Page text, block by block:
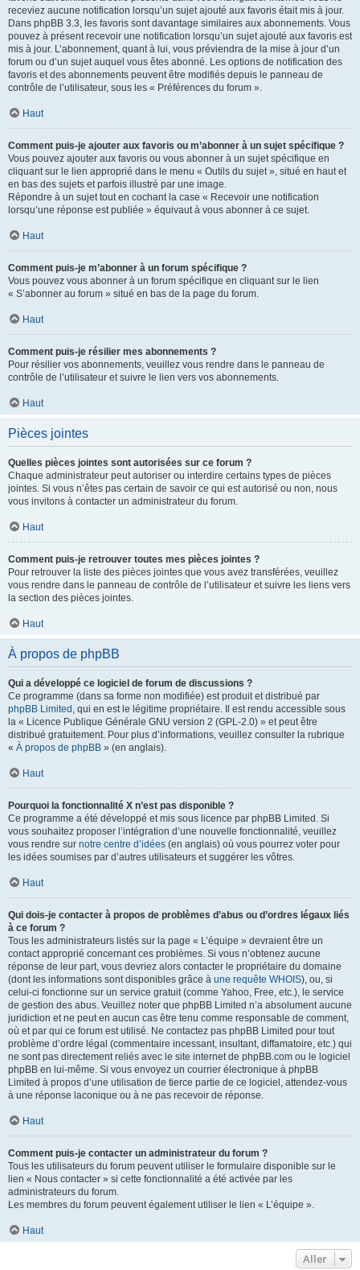
receviez aucune notification lorsqu’un sujet ajouté aux favoris était mis à jour.
Dans phpBB 3.3, les favoris sont davantage similaires aux abonnements. Vous
pouvez à présent recevoir une notification lorsqu’un sujet ajouté aux favoris est
mis à jour. L’abonnement, quant à lui, vous préviendra de la mise à jour d’un
forum ou d’un sujet auquel vous êtes abonné. Les options de notification des
favoris et des abonnements peuvent être modifiés depuis le panneau de
contrôle de l’utilisateur, sous les « Préférences du forum ».
Haut
Comment puis-je ajouter aux favoris ou m’abonner à un sujet spécifique ?
Vous pouvez ajouter aux favoris ou vous abonner à un sujet spécifique en
cliquant sur le lien approprié dans le menu « Outils du sujet », situé en haut et
en bas des sujets et parfois illustré par une image.
Répondre à un sujet tout en cochant la case « Recevoir une notification
lorsqu’une réponse est publiée » équivaut à vous abonner à ce sujet.
Haut
Comment puis-je m’abonner à un forum spécifique ?
Vous pouvez vous abonner à un forum spécifique en cliquant sur le lien
« S’abonner au forum » situé en bas de la page du forum.
Haut
Comment puis-je résilier mes abonnements ?
Pour résilier vos abonnements, veuillez vous rendre dans le panneau de
contrôle de l’utilisateur et suivre le lien vers vos abonnements.
Haut
Pièces jointes
Quelles pièces jointes sont autorisées sur ce forum ?
Chaque administrateur peut autoriser ou interdire certains types de pièces
jointes. Si vous n’êtes pas certain de savoir ce qui est autorisé ou non, nous
vous invitons à contacter un administrateur du forum.
Haut
Comment puis-je retrouver toutes mes pièces jointes ?
Pour retrouver la liste des pièces jointes que vous avez transférées, veuillez
vous rendre dans le panneau de contrôle de l’utilisateur et suivre les liens vers
la section des pièces jointes.
Haut
À propos de phpBB
Qui a développé ce logiciel de forum de discussions ?
Ce programme (dans sa forme non modifiée) est produit et distribué par
phpBB Limited , qui en est le légitime propriétaire. Il est rendu accessible sous
la « Licence Publique Générale GNU version 2 (GPL-2.0) » et peut être
distribué gratuitement. Pour plus d’informations, veuillez consulter la rubrique
« À propos de phpBB » (en anglais).
Haut
Pourquoi la fonctionnalité X n’est pas disponible ?
Ce programme a été développé et mis sous licence par phpBB Limited. Si
vous souhaitez proposer l’intégration d’une nouvelle fonctionnalité, veuillez
vous rendre sur notre centre d’idées (en anglais) où vous pourrez voter pour
les idées soumises par d’autres utilisateurs et suggérer les vôtres.
Haut
Qui dois-je contacter à propos de problèmes d’abus ou d’ordres légaux liés
à ce forum ?
Tous les administrateurs listés sur la page « L’équipe » devraient être un
contact approprié concernant ces problèmes. Si vous n’obtenez aucune
réponse de leur part, vous devriez alors contacter le propriétaire du domaine
(dont les informations sont disponibles grâce à une requête WHOIS), ou, si
celui-ci fonctionne sur un service gratuit (comme Yahoo, Free, etc.), le service
de gestion des abus. Veuillez noter que phpBB Limited n’a absolument aucune
juridiction et ne peut en aucun cas être tenu comme responsable de comment,
où et par qui ce forum est utilisé. Ne contactez pas phpBB Limited pour tout
problème d’ordre légal (commentaire incessant, insultant, diffamatoire, etc.) qui
ne sont pas directement reliés avec le site internet de phpBB.com ou le logiciel
phpBB en lui-même. Si vous envoyez un courrier électronique à phpBB
Limited à propos d’une utilisation de tierce partie de ce logiciel, attendez-vous
à une réponse laconique ou à ne pas recevoir de réponse.
Haut
Comment puis-je contacter un administrateur du forum ?
Tous les utilisateurs du forum peuvent utiliser le formulaire disponible sur le
lien « Nous contacter » si cette fonctionnalité a été activée par les
administrateurs du forum.
Les membres du forum peuvent également utiliser le lien « L’équipe ».
Haut
Aller